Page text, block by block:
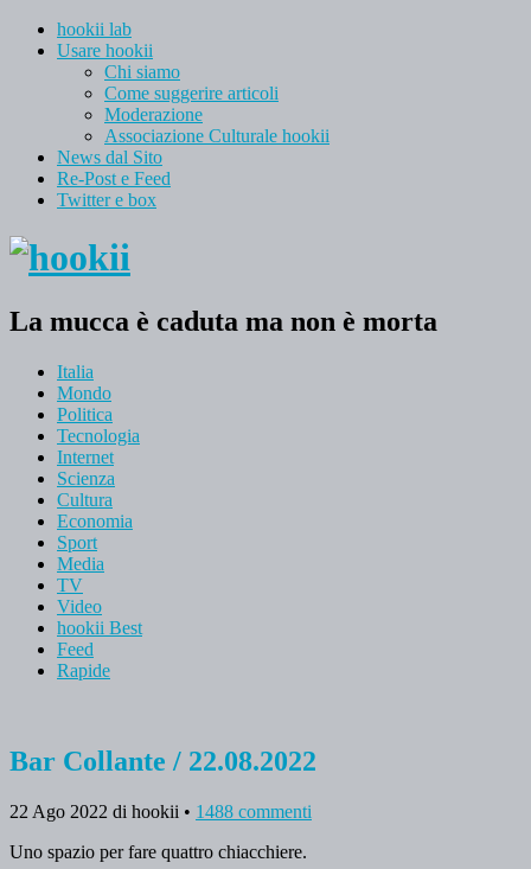
hookii lab
Usare hookii
Chi siamo
Come suggerire articoli
Moderazione
Associazione Culturale hookii
News dal Sito
Re-Post e Feed
Twitter e box
La mucca è caduta ma non è morta
Italia
Mondo
Politica
Tecnologia
Internet
Scienza
Cultura
Economia
Sport
Media
TV
Video
hookii Best
Feed
Rapide
Bar Collante / 22.08.2022
22 Ago 2022 di hookii • 1488 commenti
Uno spazio per fare quattro chiacchiere.